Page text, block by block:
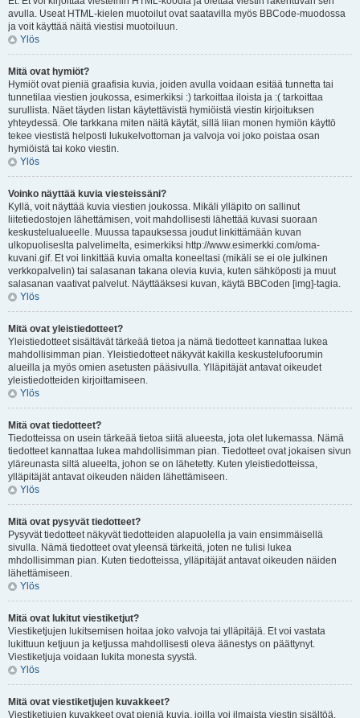
avulla. Useat HTML-kielen muotoilut ovat saatavilla myös BBCode-muodossa
ja voit käyttää näitä viestisi muotoiluun.
Ylös
Mitä ovat hymiöt?
Hymiöt ovat pieniä graafisia kuvia, joiden avulla voidaan esitää tunnetta tai
tunnetilaa viestien joukossa, esimerkiksi :) tarkoittaa iloista ja :( tarkoittaa
surullista. Näet täyden listan käytettävistä hymiöistä viestin kirjoituksen
yhteydessä. Ole tarkkana miten näitä käytät, sillä liian monen hymiön käyttö
tekee viestistä helposti lukukelvottoman ja valvoja voi joko poistaa osan
hymiöistä tai koko viestin.
Ylös
Voinko näyttää kuvia viesteissäni?
Kyllä, voit näyttää kuvia viestien joukossa. Mikäli ylläpito on sallinut
liitetiedostojen lähettämisen, voit mahdollisesti lähettää kuvasi suoraan
keskustelualueelle. Muussa tapauksessa joudut linkittämään kuvan
ulkopuoliseslta palvelimelta, esimerkiksi http://www.esimerkki.com/oma-
kuvani.gif. Et voi linkittää kuvia omalta koneeltasi (mikäli se ei ole julkinen
verkkopalvelin) tai salasanan takana olevia kuvia, kuten sähköposti ja muut
salasanan vaativat palvelut. Näyttääksesi kuvan, käytä BBCoden [img]-tagia.
Ylös
Mitä ovat yleistiedotteet?
Yleistiedotteet sisältävät tärkeää tietoa ja nämä tiedotteet kannattaa lukea
mahdollisimman pian. Yleistiedotteet näkyvät kakilla keskustelufoorumin
alueilla ja myös omien asetusten pääsivulla. Ylläpitäjät antavat oikeudet
yleistiedotteiden kirjoittamiseen.
Ylös
Mitä ovat tiedotteet?
Tiedotteissa on usein tärkeää tietoa siitä alueesta, jota olet lukemassa. Nämä
tiedotteet kannattaa lukea mahdollisimman pian. Tiedotteet ovat jokaisen sivun
yläreunasta siltä alueelta, johon se on lähetetty. Kuten yleistiedotteissa,
ylläpitäjät antavat oikeuden näiden lähettämiseen.
Ylös
Mitä ovat pysyvät tiedotteet?
Pysyvät tiedotteet näkyvät tiedotteiden alapuolella ja vain ensimmäisellä
sivulla. Nämä tiedotteet ovat yleensä tärkeitä, joten ne tulisi lukea
mhdollisimman pian. Kuten tiedotteissa, ylläpitäjät antavat oikeuden näiden
lähettämiseen.
Ylös
Mitä ovat lukitut viestiketjut?
Viestiketjujen lukitsemisen hoitaa joko valvoja tai ylläpitäjä. Et voi vastata
lukittuun ketjuun ja ketjussa mahdollisesti oleva äänestys on päättynyt.
Viestiketjuja voidaan lukita monesta syystä.
Ylös
Mitä ovat viestiketjujen kuvakkeet?
Viestiketjujen kuvakkeet ovat pieniä kuvia, joilla voi ilmaista viestin sisältöä.